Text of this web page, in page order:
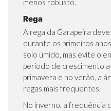
menos robusto.
Rega
A rega da Garapeira
durante os primeiros
solo úmido, mas evite o
período de crescimento
primavera e no verão, a
regas mais frequentes.
No inverno, a frequência